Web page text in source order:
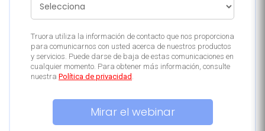
Truora utiliza la información de contacto que nos proporciona
para comunicarnos con usted acerca de nuestros productos
y servicios. Puede darse de baja de estas comunicaciones en
cualquier momento. Para obtener más información, consulte
nuestra Política de privacidad